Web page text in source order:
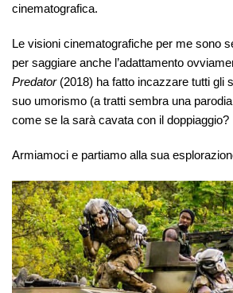
cinematografica.
Le visioni cinematografiche per me sono
per saggiare anche l’adattamento
Predator(2018) ha fatto incazzare tutti gli
suo umorismo (a tratti sembra una
come se la sarà cavata con il doppiaggio?
Armiamoci e partiamo alla sua